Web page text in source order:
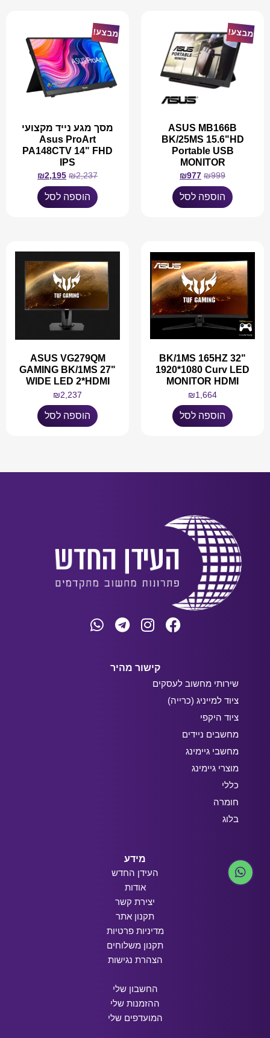
מבצע!
ASUS MB166B
BK/25MS 15.6"HD
Portable USB
MONITOR
₪999
₪977
הוספה לסל
מבצע!
מסך מגע נייד מקצועי
Asus ProArt
PA148CTV 14" FHD
IPS
₪2,237
₪2,195
הוספה לסל
BK/1MS 165HZ 32"
1920*1080 Curv LED
MONITOR HDMI
₪1,664
הוספה לסל
ASUS VG279QM
GAMING BK/1MS 27"
WIDE LED 2*HDMI
₪2,237
הוספה לסל
קישור מהיר
שירותי מחשוב לעסקים
ציוד למייניג (כרייה)
ציוד היקפי
מחשבים ניידים
מחשבי גיימינג
מוצרי גיימינג
כללי
חומרה
בלוג
מידע
העידן החדש
אודות
יצירת קשר
תקנון אתר
מדיניות פרטיות
תקנון משלוחים
הצהרת נגישות
החשבון שלי
ההזמנות שלי
המועדפים שלי